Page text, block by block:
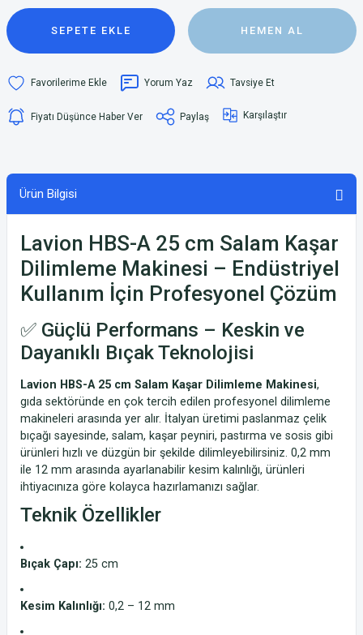
SEPETE EKLE HEMEN AL
Yorum Yaz Tavsiye Et
Fiyatı Düşünce Haber Ver Paylaş Karşılaştır
Ürün Bilgisi
Lavion HBS-A 25 cm Salam Kaşar
Dilimleme Makinesi – Endüstriyel
Kullanım İçin Profesyonel Çözüm
✅ Güçlü Performans – Keskin ve
Dayanıklı Bıçak Teknolojisi
Lavion HBS-A 25 cm Salam Kaşar Dilimleme Makinesi,
gıda sektöründe en çok tercih edilen profesyonel dilimleme
makineleri arasında yer alır. İtalyan üretimi paslanmaz çelik
bıçağı sayesinde, salam, kaşar peyniri, pastırma ve sosis gibi
ürünleri hızlı ve düzgün bir şekilde dilimleyebilirsiniz. 0,2 mm
ile 12 mm arasında ayarlanabilir kesim kalınlığı, ürünleri
ihtiyacınıza göre kolayca hazırlamanızı sağlar.
Teknik Özellikler
Bıçak Çapı: 25 cm
Kesim Kalınlığı: 0,2 – 12 mm